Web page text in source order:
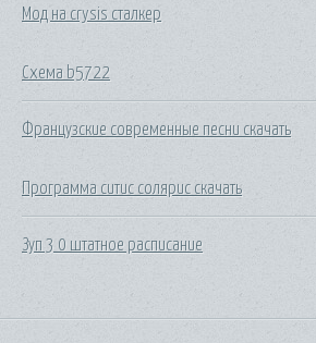
Мод на crysis сталкер
Схема b5722
Французские современные песни скачать
Программа ситис солярис скачать
Зуп 3 0 штатное расписание